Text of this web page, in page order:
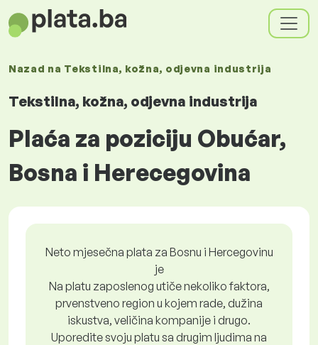
Nazad na Tekstilna, kožna, odjevna industrija
Tekstilna, kožna, odjevna industrija
Plaća za poziciju Obućar,
Bosna i Herecegovina
Neto mjesečna plata za Bosnu i Hercegovinu
je
Na platu zaposlenog utiče nekoliko faktora,
prvenstveno region u kojem rade, dužina
iskustva, veličina kompanije i drugo.
Uporedite svoju platu sa drugim ljudima na